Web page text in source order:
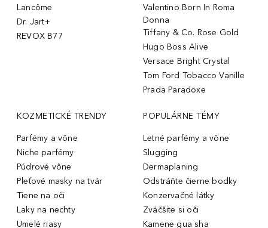
Lancôme
Dr. Jart+
REVOX B77
Valentino Born In Roma
Donna
Tiffany & Co. Rose Gold
Hugo Boss Alive
Versace Bright Crystal
Tom Ford Tobacco Vanille
Prada Paradoxe
KOZMETICKÉ TRENDY
Parfémy a vône
Niche parfémy
Púdrové vône
Pleťové masky na tvár
Tiene na oči
Laky na nechty
Umelé riasy
POPULÁRNE TÉMY
Letné parfémy a vône
Slugging
Dermaplaning
Odstráňte čierne bodky
Konzervačné látky
Zväčšite si oči
Kamene gua sha